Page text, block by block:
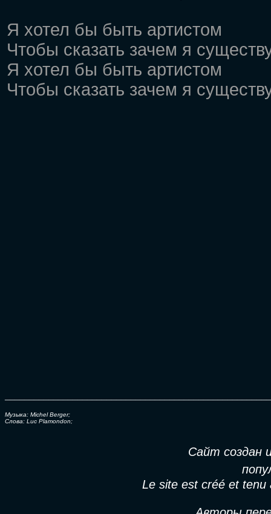
Я хотел бы быть артистом
Чтобы сказать зачем я
Я хотел бы быть артистом
Чтобы сказать зачем я
Музыка: Michel Berger;
Слова: Luc Plamondon;
Сайт создан
Le site est créé et tenu